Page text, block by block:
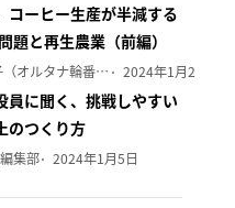
コーヒー生産が半減する
題と再生農業（前編）
吉田 広子（オルタナ輪番編集長） 2024年1月29日
員に聞く、挑戦しやすい
のつくり方
集部 2024年1月5日